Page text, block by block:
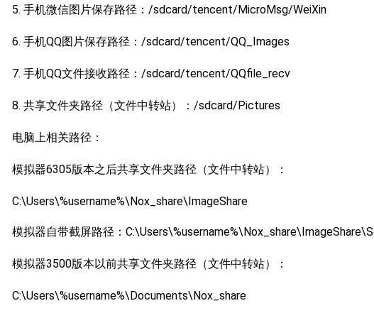
5. 手机微信图片保存路径：/sdcard/tencent/MicroMsg/WeiXin
6. 手机QQ图片保存路径：/sdcard/tencent/QQ_Images
7. 手机QQ文件接收路径：/sdcard/tencent/QQfile_recv
8. 共享文件夹路径（文件中转站）：/sdcard/Pictures
电脑上相关路径：
模拟器6305版本之后共享文件夹路径（文件中转站）：
C:\Users\%username%\Nox_share\ImageShare
模拟器自带截屏路径：
模拟器3500版本以前共享文件夹路径（文件中转站）：
C:\Users\%username%\Documents\Nox_share